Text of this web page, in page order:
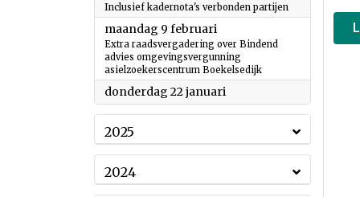
Inclusief kadernota's verbonden partijen
maandag 9 februari
Extra raadsvergadering over Bindend
advies omgevingsvergunning
asielzoekerscentrum Boekelsedijk
donderdag 22 januari
2025
2024